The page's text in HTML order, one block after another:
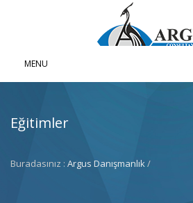
MENU
Eğitimler
Buradasınız : Argus Danışmanlık/